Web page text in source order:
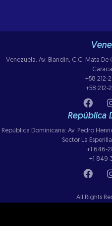
Venezuela: Av. Blandin, C.C. Mata De
+58 212-
+58 212-
República
República Dominicana: Av. Pedro
Sector La
+1 646-
+1 849-
All Rights